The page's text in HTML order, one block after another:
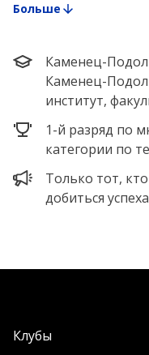
Больше
Каменец-
Каменец-
институт,
1-й разряд по
категории по
Только тот,
добиться
Клубы